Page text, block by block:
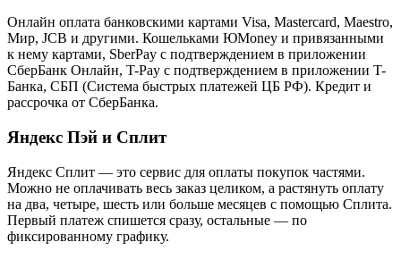
Онлайн оплата банковскими картами Visa, Mastercard, Maestro,
Мир, JCB и другими. Кошельками ЮMoney и привязанными
к нему картами, SberPay с подтверждением в приложении
СберБанк Онлайн, T-Pay с подтверждением в приложении T-
Банка, СБП (Система быстрых платежей ЦБ РФ). Кредит и
рассрочка от СберБанка.
Яндекс Пэй и Сплит
Яндекс Cплит — это сервис для оплаты покупок частями.
Можно не оплачивать весь заказ целиком, а растянуть оплату
на два, четыре, шесть или больше месяцев с помощью Сплита.
Первый платеж спишется сразу, остальные — по
фиксированному графику.